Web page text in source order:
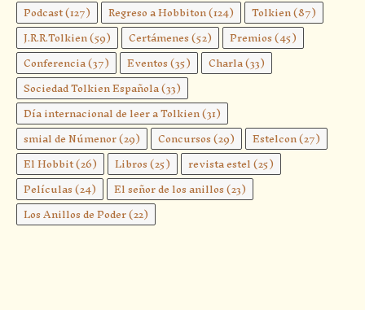
Podcast(127) Regreso a Hobbiton(124) Tolkien(87)
J.R.R.Tolkien(59) Certámenes(52) Premios(45)
Conferencia(37) Eventos(35) Charla(33)
Sociedad Tolkien Española(33)
Día internacional de leer a Tolkien(31)
smial de Númenor(29) Concursos(29) Estelcon(27)
El Hobbit(26) Libros(25) revista estel(25)
Películas(24) El señor de los anillos(23)
Los Anillos de Poder(22)